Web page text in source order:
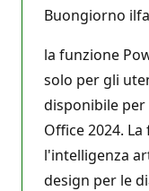
Buongiorno
la funzione
solo per gli
disponibile per
Office 2024.
l'intelligenza
design per le